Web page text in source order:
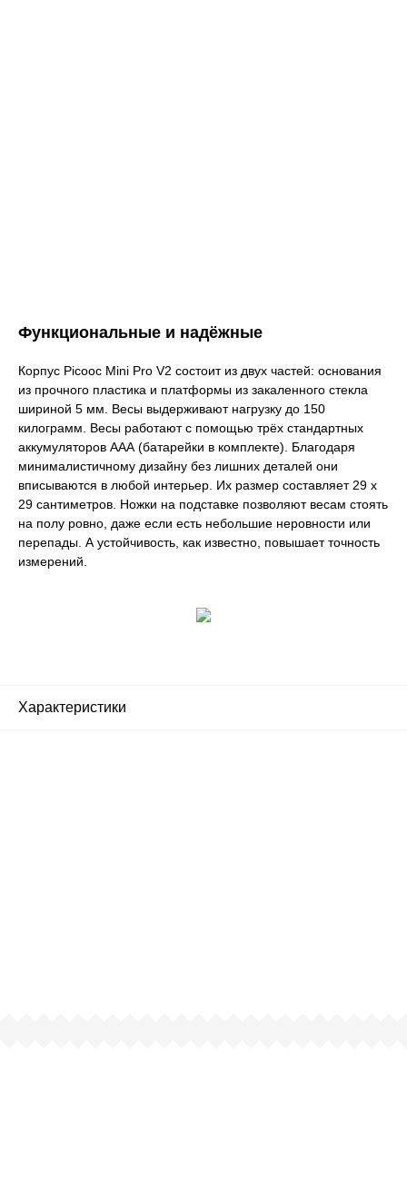
Функциональные и надёжные
Корпус Picooc Mini Pro V2 состоит из двух частей: основания
из прочного пластика и платформы из закаленного стекла
шириной 5 мм. Весы выдерживают нагрузку до 150
килограмм. Весы работают с помощью трёх стандартных
аккумуляторов ААА (батарейки в комплекте). Благодаря
минималистичному дизайну без лишних деталей они
вписываются в любой интерьер. Их размер составляет 29 х
29 сантиметров. Ножки на подставке позволяют весам стоять
на полу ровно, даже если есть небольшие неровности или
перепады. А устойчивость, как известно, повышает точность
измерений.
Характеристики